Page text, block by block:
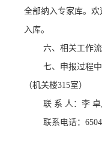
全部纳入专家库。
入库。
六、相关工作
七、申报过程
（机关楼315室）
联 系 人：李 卓
联系电话：